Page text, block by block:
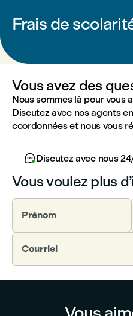
Frais de
Vous avez des
Nous sommes là pour vous
Discutez avec nos agents
coordonnées et nous vous
Discutez avec nous
Vous voulez plus
Prénom
Courriel